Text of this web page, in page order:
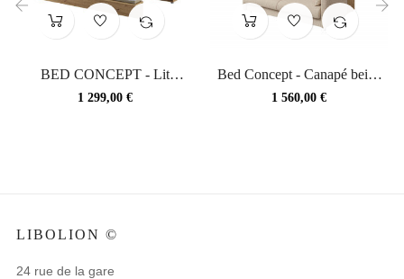
BED CONCEPT - Lit
escamotable 140x200...
Prix
1 299,00 €
Bed Concept - Canapé beige
160 pour lit...
Prix
1 560,00 €
LIBOLION ©
24 rue de la gare